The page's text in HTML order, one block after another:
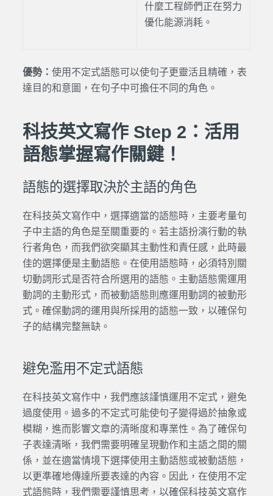
什麼工程師們正在努力
優化能源消耗。
優勢： 使用不定式語態可以使句子更靈活且精確，表
達目的和意圖，在句子中可擔任不同的角色。
科技英文寫作 Step 2：活用
語態掌握寫作關鍵！
語態的選擇取決於主語的角色
在科技英文寫作中，選擇適當的語態時，主要考量句
子中主語的角色是至關重要的。若主語扮演行動的執
行者角色，而我們欲突顯其主動性和責任感，此時最
佳的選擇便是主動語態。在使用語態時，必須特別關
切動詞形式是否符合所選用的語態。主動語態需運用
動詞的主動形式，而被動語態則應運用動詞的被動形
式。確保動詞的運用與所採用的語態一致，以確保句
子的結構完整無缺。
避免濫用不定式語態
在科技英文寫作中，我們應該謹慎運用不定式，避免
過度使用。過多的不定式可能使句子變得過於抽象或
模糊，進而影響文章的清晰度和專業性。為了確保句
子表達清晰，我們需要明確呈現動作和主語之間的關
係，並在適當情境下選擇使用主動語態或被動語態，
以更準確地傳達所要表達的內容。因此，在使用不定
式語態時，我們需要謹慎思考，以確保科技英文寫作